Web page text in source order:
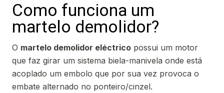
Como funciona um
martelo demolidor?
O martelo demolidor eléctrico possui um motor
que faz girar um sistema biela-manivela onde está
acoplado um embolo que por sua vez provoca o
embate alternado no ponteiro/cinzel.